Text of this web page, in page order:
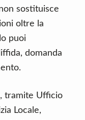
sostituisce
oltre la
puoi
domanda
tramite Ufficio
Locale,